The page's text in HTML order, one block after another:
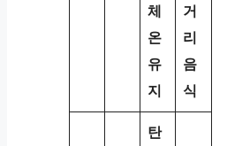
체
온
유
지
거
리
음
식
탄